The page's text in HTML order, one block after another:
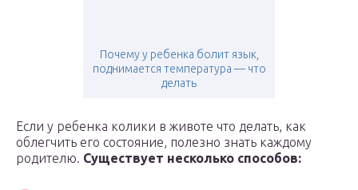
Почему у ребенка болит язык,
поднимается температура — что
делать
Если у ребенка колики в животе что делать, как
облегчить его состояние, полезно знать каждому
родителю. Существует несколько способов: